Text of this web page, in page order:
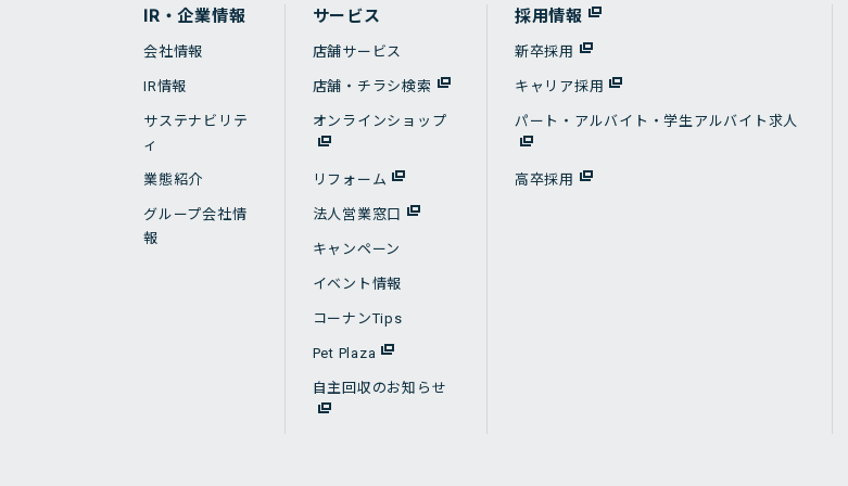
IR・企業情報
会社情報
IR情報
サステナビリテ
ィ
業態紹介
グループ会社情
報
サービス
店舗サービス
店舗・チラシ検索
オンラインショップ
リフォーム
法人営業窓口
キャンペーン
イベント情報
コーナンTips
Pet Plaza
自主回収のお知らせ
採用情報
新卒採用
キャリア採用
パート・アルバイト・学生アルバイト求人
高卒採用